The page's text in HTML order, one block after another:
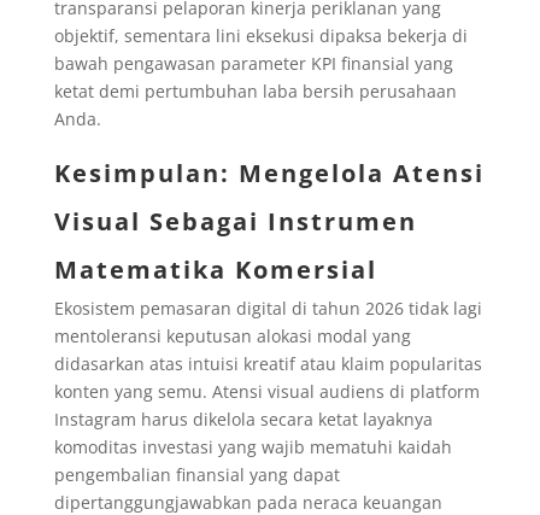
transparansi pelaporan kinerja periklanan yang
objektif, sementara lini eksekusi dipaksa bekerja di
bawah pengawasan parameter KPI finansial yang
ketat demi pertumbuhan laba bersih perusahaan
Anda.
Kesimpulan: Mengelola Atensi
Visual Sebagai Instrumen
Matematika Komersial
Ekosistem pemasaran digital di tahun 2026 tidak lagi
mentoleransi keputusan alokasi modal yang
didasarkan atas intuisi kreatif atau klaim popularitas
konten yang semu. Atensi visual audiens di platform
Instagram harus dikelola secara ketat layaknya
komoditas investasi yang wajib mematuhi kaidah
pengembalian finansial yang dapat
dipertanggungjawabkan pada neraca keuangan